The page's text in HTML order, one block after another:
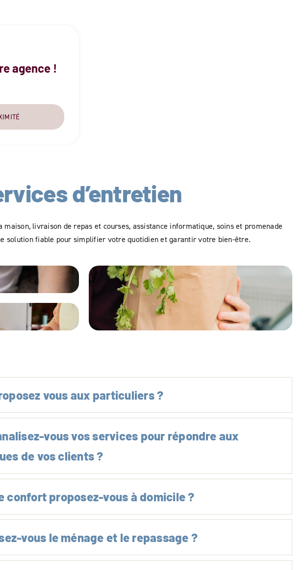
agence !
d’entretien
livraison de repas et courses, assistance informatique, soins et promenade
solution fiable pour simplifier votre quotidien et garantir votre bien-être.
Livraison de courses à domicile
vous aux particuliers ?
vous vos services pour répondre aux
de vos clients ?
confort proposez-vous à domicile ?
vous le ménage et le repassage ?